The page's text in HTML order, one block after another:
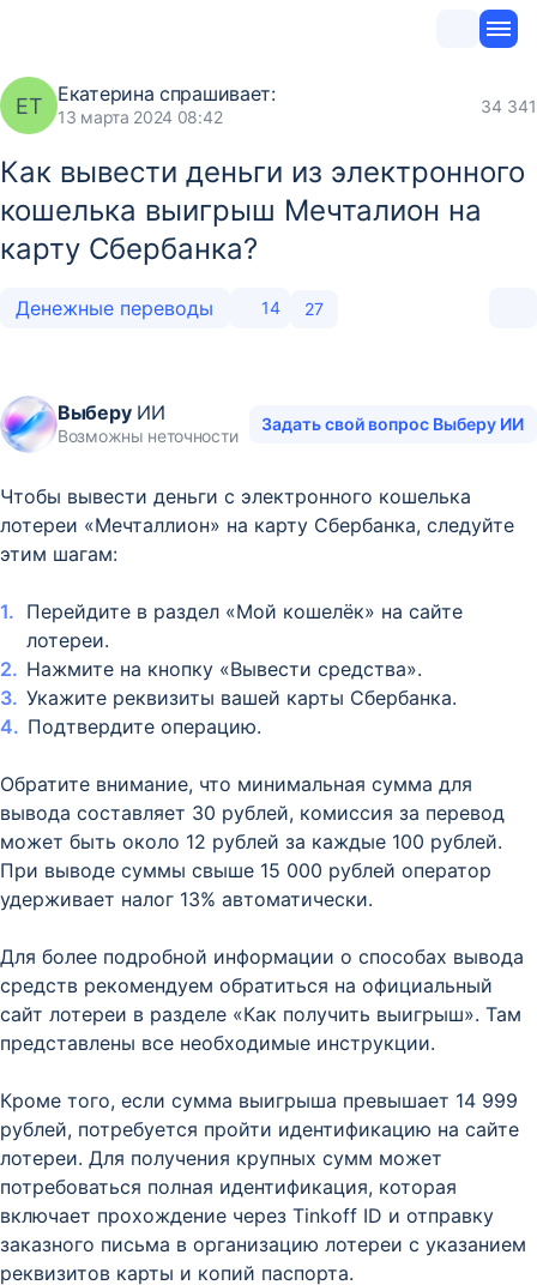
ЕТ Екатерина спрашивает:
13 марта 2024 08:42
34 341
Как вывести деньги из электронного
кошелька выигрыш Мечталион на
карту Сбербанка?
Денежные переводы 14 27
ВыберуИИ
Возможны неточности
Задать свой вопрос Выберу ИИ
Чтобы вывести деньги с электронного кошелька
лотереи «Мечталлион» на карту Сбербанка, следуйте
этим шагам:
Перейдите в раздел «Мой кошелёк» на сайте
лотереи.
Нажмите на кнопку «Вывести средства».
Укажите реквизиты вашей карты Сбербанка.
Подтвердите операцию.
Обратите внимание, что минимальная сумма для
вывода составляет 30 рублей, комиссия за перевод
может быть около 12 рублей за каждые 100 рублей.
При выводе суммы свыше 15 000 рублей оператор
удерживает налог 13% автоматически.
Для более подробной информации о способах вывода
средств рекомендуем обратиться на официальный
сайт лотереи в разделе «Как получить выигрыш». Там
представлены все необходимые инструкции.
Кроме того, если сумма выигрыша превышает 14 999
рублей, потребуется пройти идентификацию на сайте
лотереи. Для получения крупных сумм может
потребоваться полная идентификация, которая
включает прохождение через Tinkoff ID и отправку
заказного письма в организацию лотереи с указанием
реквизитов карты и копий паспорта.